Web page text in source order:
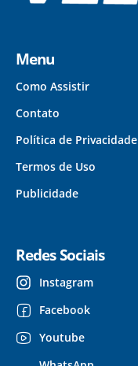
Menu
Como Assistir
Contato
Política de Privacidade
Termos de Uso
Publicidade
Redes Sociais
Instagram
Facebook
Youtube